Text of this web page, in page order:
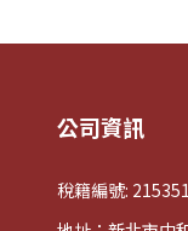
公司資訊
稅籍編號: